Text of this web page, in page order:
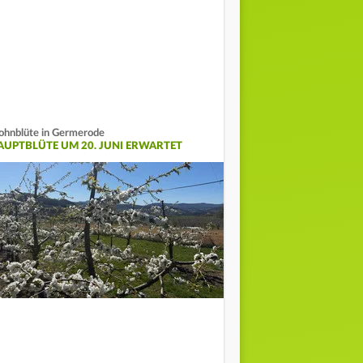
in Germerode
UM 20. JUNI ERWARTET